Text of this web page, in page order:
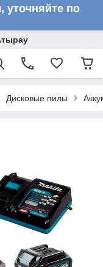
уточняйте по
Дисковые пилы